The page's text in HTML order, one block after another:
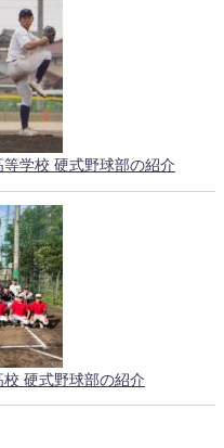
等学校 硬式野球部の紹介
校 硬式野球部の紹介